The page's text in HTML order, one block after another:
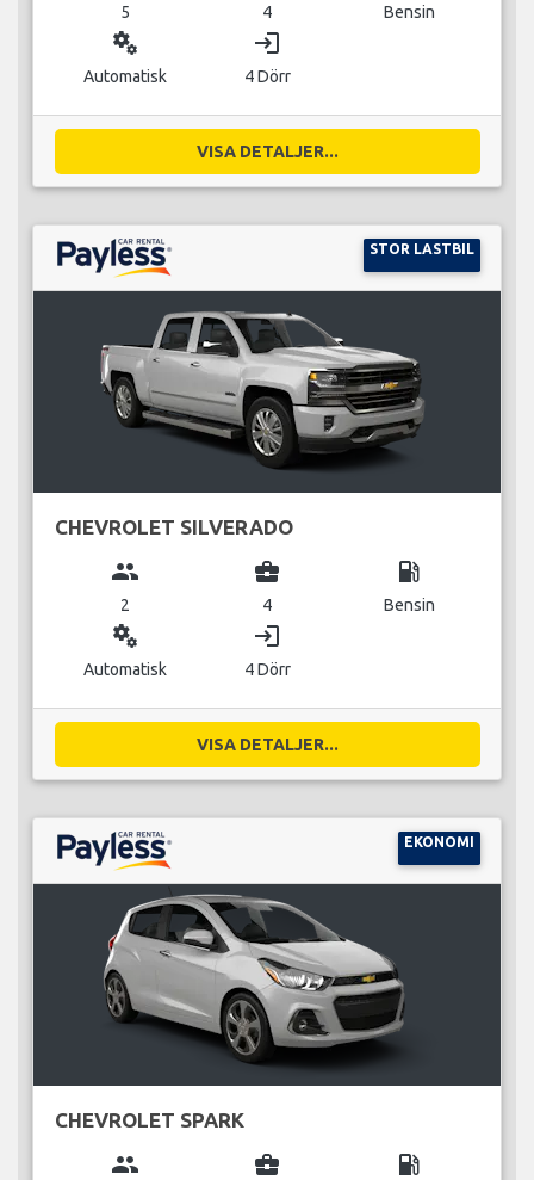
5 4 Bensin
miscellaneous_services
Automatisk
login
4 Dörr
VISA DETALJER...
STOR LASTBIL
CHEVROLET SILVERADO
group
2
business_center
4
local_gas_station
Bensin
miscellaneous_services
Automatisk
login
4 Dörr
VISA DETALJER...
EKONOMI
CHEVROLET SPARK
group business_center local_gas_station